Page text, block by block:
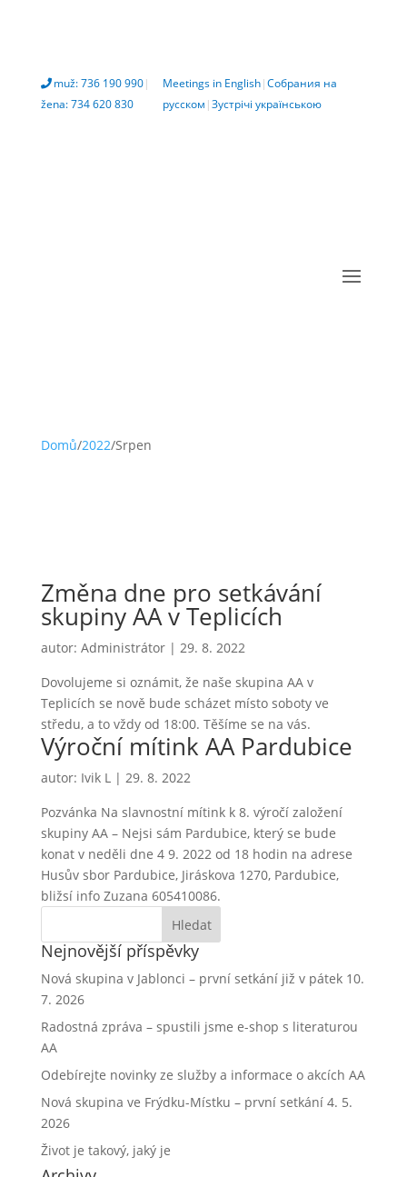
muž: 736 190 990|
žena: 734 620 830
Meetings in English|Собрания на
русском |Зустрічі українською
Domů/2022/Srpen
Změna dne pro setkávání
skupiny AA v Teplicích
autor: Administrátor| 29. 8. 2022
Dovolujeme si oznámit, že naše skupina AA v
Teplicích se nově bude scházet místo soboty ve
středu, a to vždy od 18:00. Těšíme se na vás.
Výroční mítink AA Pardubice
autor: Ivik L| 29. 8. 2022
Pozvánka Na slavnostní mítink k 8. výročí založení
skupiny AA – Nejsi sám Pardubice, který se bude
konat v neděli dne 4 9. 2022 od 18 hodin na adrese
Husův sbor Pardubice, Jiráskova 1270, Pardubice,
bližsí info Zuzana 605410086.
Nejnovější příspěvky
Nová skupina v Jablonci – první setkání již v pátek 10.
7. 2026
Radostná zpráva – spustili jsme e-shop s literaturou
AA
Odebírejte novinky ze služby a informace o akcích AA
Nová skupina ve Frýdku-Místku – první setkání 4. 5.
2026
Život je takový, jaký je